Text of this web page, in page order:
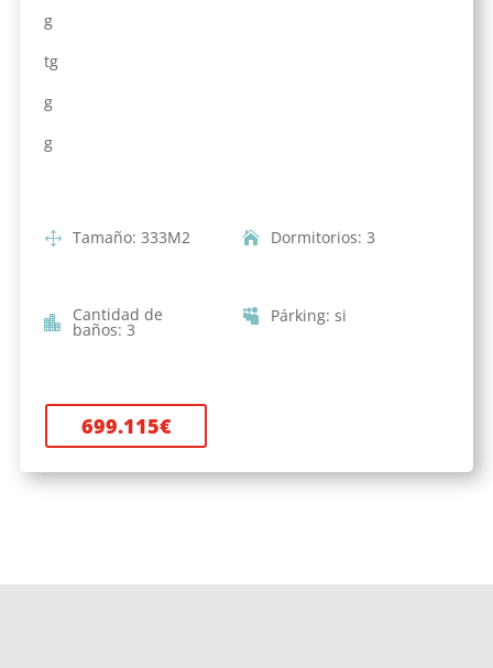
g
tg
g
g
Tamaño: 333M2 Dormitorios: 3
Cantidad de
baños: 3
Párking: si
699.115€